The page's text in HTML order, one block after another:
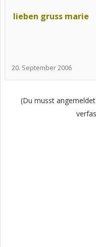
lieben gruss marie
20. September 2006
(Du musst